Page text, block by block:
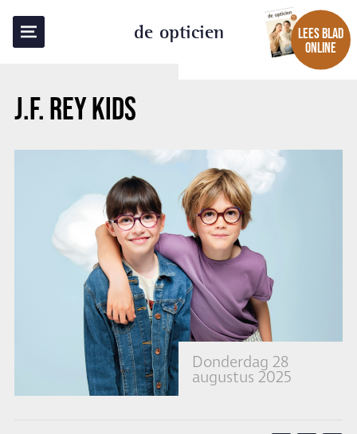
de opticien
LEES BLAD
ONLINE
J.F. REY KIDS
Donderdag 28
augustus 2025
TERUG NAAR OVERZICHT